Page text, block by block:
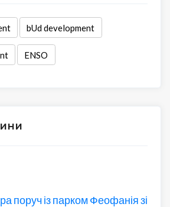
bUd development
ENSO
поруч із парком Феофанія зі